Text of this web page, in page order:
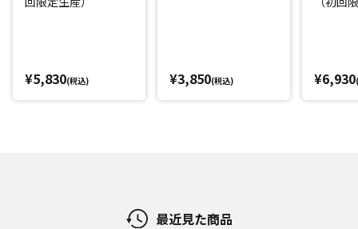
¥5,830(税込) ¥3,850(税込) ¥6,930
最近見た商品